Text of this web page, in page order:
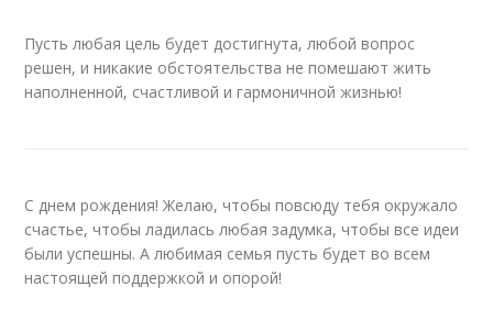
Пусть любая цель будет достигнута, любой вопрос
решен, и никакие обстоятельства не помешают жить
наполненной, счастливой и гармоничной жизнью!
С днем рождения! Желаю, чтобы повсюду тебя окружало
счастье, чтобы ладилась любая задумка, чтобы все идеи
были успешны. А любимая семья пусть будет во всем
настоящей поддержкой и опорой!